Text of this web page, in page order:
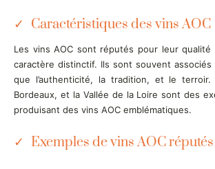
Caractéristiques des vins AOC
Les vins AOC sont réputés pour leur
caractère distinctif. Ils sont souvent
que l’authenticité, la tradition, et le terroir.
Bordeaux, et la Vallée de la Loire sont des
produisant des vins AOC emblématiques.
Exemples de vins AOC réputés